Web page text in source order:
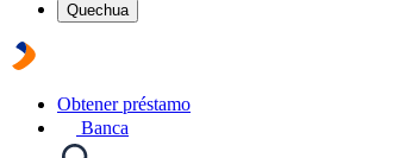
Quechua
Obtener préstamo
Banca